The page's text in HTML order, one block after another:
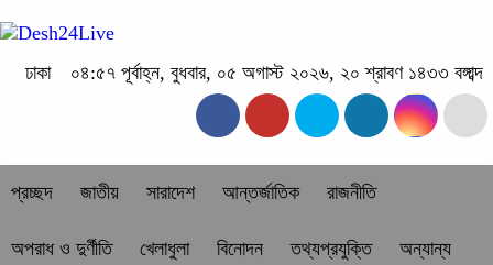
ঢাকা ০৪:৫৭ পূর্বাহ্ন, বুধবার, ০৫ অগাস্ট ২০২৬, ২০ শ্রাবণ ১৪৩৩ বঙ্গাব্দ
প্রচ্ছদ জাতীয় সারাদেশ আন্তর্জাতিক রাজনীতি
অপরাধ ও দুর্ণীতি খেলাধুলা বিনোদন তথ্যপ্রযুক্তি অন্যান্য